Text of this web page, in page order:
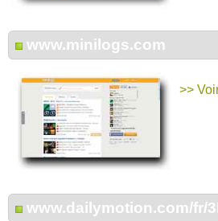
www.minilogs.com
>>
www.dailymotion.com/fr/